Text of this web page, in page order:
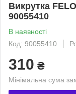
Викрутка
90055410
В наявності
Код: 90055410
310 ₴
Мінімальна сума